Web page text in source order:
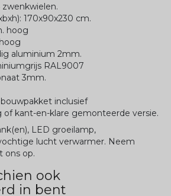
zwenkwielen.
170x90x230 cm.
hoog
aluminium 2mm.
RAL9007
3mm.
inclusief
kant-en-klare gemonteerde versie.
LED groeilamp,
lucht verwarmer. Neem
ons op.
ook
in bent